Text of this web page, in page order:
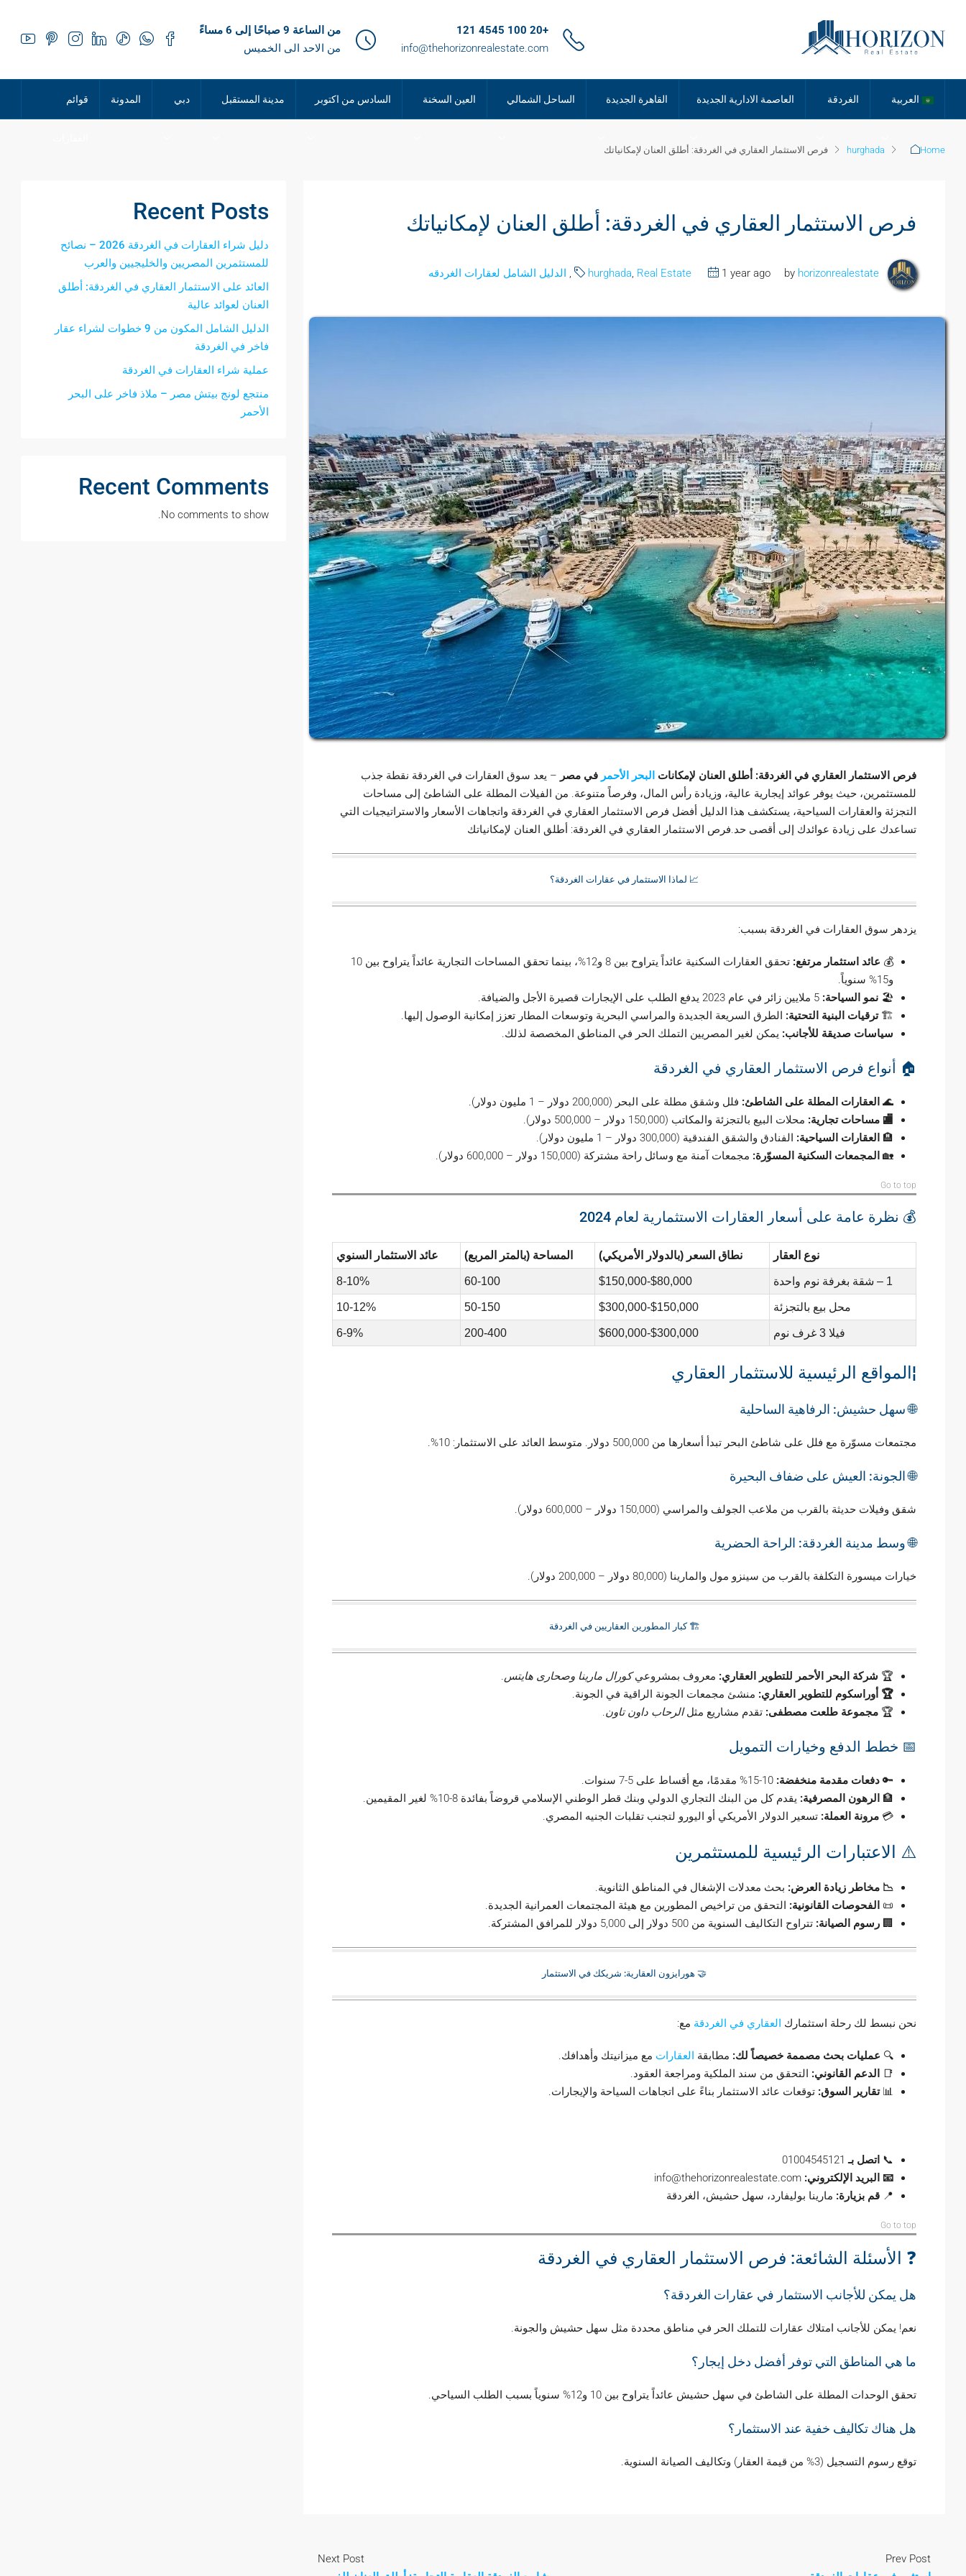
+20 100 4545 121
info@thehorizonrealestate.com
من الساعة 9 صباحًا إلى 6 مساءً
من الاحد الى الخميس
العربية الغردقة العاصمة الادارية الجديدة القاهرة الجديدة الساحل الشمالي العين السخنة السادس من اكتوبر مدينة المستقبل دبي المدونة قوائم
Home
hurghada فرص الاستثمار العقاري في الغردقة: أطلق العنان لإمكانياتك
فرص الاستثمار العقاري في الغردقة: أطلق العنان لإمكانياتك
horizonrealestate
1 year ago
hurghada, Real Estate
, الدليل الشامل لعقارات الغردقه
فرص الاستثمار العقاري في الغردقة: أطلق العنان لإمكانات البحر الأحمر في مصر – يعد سوق العقارات في الغردقة نقطة جذب
للمستثمرين، حيث يوفر عوائد إيجارية عالية، وزيادة رأس المال، وفرصاً متنوعة. من الفيلات المطلة على الشاطئ إلى مساحات
التجزئة والعقارات السياحية، يستكشف هذا الدليل أفضل فرص الاستثمار العقاري في الغردقة واتجاهات الأسعار والاستراتيجيات التي
تساعدك على زيادة عوائدك إلى أقصى حد.فرص الاستثمار العقاري في الغردقة: أطلق العنان لإمكانياتك
📈 لماذا الاستثمار في عقارات الغردقة؟
يزدهر سوق العقارات في الغردقة بسبب:
💰 عائد استثمار مرتفع:
تحقق العقارات السكنية عائداً يتراوح بين 8 و12%، بينما تحقق المساحات التجارية عائداً يتراوح بين 10
و15% سنوياً.
🏖️ نمو السياحة:
🏗️ترقيات البنية التحتية: الطرق السريعة الجديدة والمراسي البحرية وتوسعات المطار تعزز إمكانية الوصول إليها.
سياسات صديقة للأجانب: يمكن لغير المصريين التملك الحر في المناطق المخصصة لذلك.
🏠 أنواع فرص الاستثمار العقاري في الغردقة
🌊 العقارات المطلة على الشاطئ: فلل وشقق مطلة على البحر (200,000 دولار – 1 مليون دولار).
🏬 مساحات تجارية: محلات البيع بالتجزئة والمكاتب (150,000 دولار – 500,000 دولار).
🏨 العقارات السياحية: الفنادق والشقق الفندقية (300,000 دولار – 1 مليون دولار).
🏡 المجمعات السكنية المسوّرة: مجمعات آمنة مع وسائل راحة مشتركة (150,000 دولار – 600,000 دولار).
Go to top
💰 نظرة عامة على أسعار العقارات الاستثمارية لعام 2024
نوع العقار نطاق السعر (بالدولار الأمريكي) المساحة (بالمتر المربع) عائد الاستثمار السنوي
1 – شقة بغرفة نوم واحدة $80,000-$150,000
60-100
8-10%
محل بيع بالتجزئة $150,000-$300,000
50-150
10-12%
فيلا 3 غرف نوم $300,000-$600,000
200-400
6-9%
¦المواقع الرئيسية للاستثمار العقاري
🌐 سهل حشيش: الرفاهية الساحلية
مجتمعات مسوّرة مع فلل على شاطئ البحر تبدأ أسعارها من 500,000 دولار. متوسط العائد على الاستثمار: 10%.
🌐 الجونة: العيش على ضفاف البحيرة
شقق وفيلات حديثة بالقرب من ملاعب الجولف والمراسي (150,000 دولار – 600,000 دولار).
🌐 وسط مدينة الغردقة: الراحة الحضرية
خيارات ميسورة التكلفة بالقرب من سينزو مول والمارينا (80,000 دولار – 200,000 دولار).
🏗️ كبار المطورين العقاريين في الغردقة
🏆 شركة البحر الأحمر للتطوير العقاري: معروف بمشروعيكورال مارينا وصحارى هايتس.
🏆 أوراسكوم للتطوير العقاري: منشئ مجمعات الجونة الراقية في الجونة.
🏆 مجموعة طلعت مصطفى: تقدم مشاريع مثلالرحاب داون تاون.
📅 خطط الدفع وخيارات التمويل
🔑 دفعات مقدمة منخفضة:
🏦 الرهون المصرفية: يقدم كل من البنك التجاري الدولي وبنك قطر الوطني الإسلامي قروضاً بفائدة 8-10% لغير المقيمين.
💳 مرونة العملة: تسعير الدولار الأمريكي أو اليورو لتجنب تقلبات الجنيه المصري.
⚠️ الاعتبارات الرئيسية للمستثمرين
📉 مخاطر زيادة العرض: بحث معدلات الإشغال في المناطق الثانوية.
📜 الفحوصات القانونية: التحقق من تراخيص المطورين مع هيئة المجتمعات العمرانية الجديدة.
🏢 رسوم الصيانة: تتراوح التكاليف السنوية من 500 دولار إلى 5,000 دولار للمرافق المشتركة.
🤝 هورايزون العقارية: شريكك في الاستثمار
نحن نبسط لك رحلة استثمارك العقاري في الغردقة مع:
🔍 عمليات بحث مصممة خصيصاً لك: مطابقة العقارات مع ميزانيتك وأهدافك.
📑
الدعم القانوني: التحقق من سند الملكية ومراجعة العقود.
📊تقارير السوق: توقعات عائد الاستثمار بناءً على اتجاهات السياحة والإيجارات.
📞 اتصل بـ01004545121
📧 البريد الإلكتروني:
📍 قم بزيارة: مارينا بوليفارد، سهل حشيش، الغردقة
Go to top
❓ الأسئلة الشائعة: فرص الاستثمار العقاري في الغردقة
هل يمكن للأجانب الاستثمار في عقارات الغردقة؟
نعم! يمكن للأجانب امتلاك عقارات للتملك الحر في مناطق محددة مثل سهل حشيش والجونة.
ما هي المناطق التي توفر أفضل دخل إيجار؟
تحقق الوحدات المطلة على الشاطئ في سهل حشيش عائداً يتراوح بين 10 و12% سنوياً بسبب الطلب السياحي.
هل هناك تكاليف خفية عند الاستثمار؟
توقع رسوم التسجيل (3% من قيمة العقار) وتكاليف الصيانة السنوية.
Prev Post
Next Post
Recent Posts
دليل شراء العقارات في الغردقة 2026 – نصائح
للمستثمرين المصريين والخليجيين والعرب
العائد على الاستثمار العقاري في الغردقة: أطلق
العنان لعوائد عالية
الدليل الشامل المكون من 9 خطوات لشراء عقار
فاخر في الغردقة
عملية شراء العقارات في الغردقة
منتجع لونج بيتش مصر – ملاذ فاخر على البحر
الأحمر
Recent Comments
No comments to show.